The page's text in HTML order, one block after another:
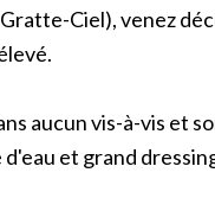
Ciel), venez
aucun vis-à-vis et
et grand